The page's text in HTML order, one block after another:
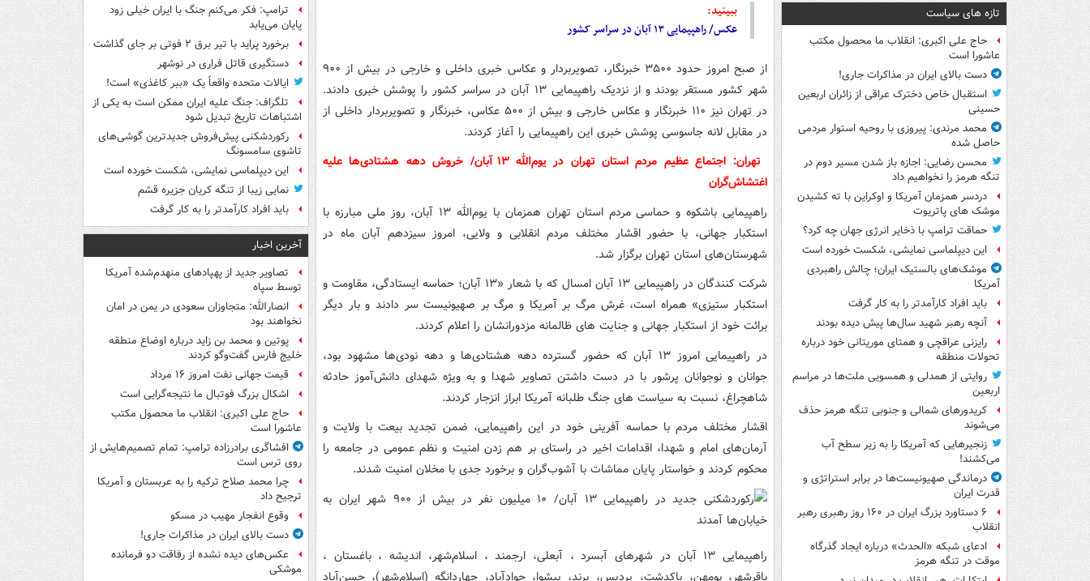
تازه های سیاست
حاج علی اکبری: انقلاب ما محصول مکتب
عاشورا است
دست بالای ایران در مذاکرات جاری!
استقبال خاص دخترک عراقی از زائران اربعین
حسینی
محمد مرندی: پیروزی با روحیه استوار مردمی
حاصل شده
محسن رضایی: اجازه باز شدن مسیر دوم در
تنگه هرمز را نخواهیم داد
دردسر همزمان آمریکا و اوکراین با ته کشیدن
موشک های پاتریوت
حماقت ترامپ با ذخایر انرژی جهان چه کرد؟
این دیپلماسی نمایشی، شکست خورده است
موشک‌های بالستیک ایران؛ چالش راهبردی
آمریکا
باید افراد کارآمدتر را به کار گرفت
آنچه رهبر شهید سال‌ها پیش دیده بودند
رایزنی عراقچی و همتای موریتانی خود درباره
تحولات منطقه
روایتی از همدلی و همسویی ملت‌ها در مراسم
اربعین
کریدورهای شمالی و جنوبی تنگه هرمز حذف
می‌شوند
زنجیرهایی که آمریکا را به زیر سطح آب
می‌کشند!
درماندگی صهیونیست‌ها در برابر استراتژی و
قدرت ایران
۶ دستاورد بزرگ ایران در ۱۶۰ روز رهبری رهبر
انقلاب
ادعای شبکه «الحدث» درباره ایجاد گذرگاه
موقت در تنگه هرمز
ببینید:
عکس/ راهپیمایی ۱۳ آبان در سراسر کشور
از صبح امروز حدود ۳۵۰۰ خبرنگار، تصویربردار و عکاس‌ خبری داخلی و خارجی در بیش از ۹۰۰
شهر کشور مستقر بودند و از نزدیک راهپیمایی ۱۳ آبان در سراسر کشور را پوشش خبری دادند.
در تهران نیز ۱۱۰ خبرنگار و عکاس خارجی و بیش از ۵۰۰ عکاس، خبرنگار و تصویربردار داخلی از
در مقابل لانه جاسوسی پوشش خبری این راهپیمایی را آغاز کردند.
تهران: اجتماع عظیم مردم استان تهران در یوم‌الله ۱۳ آبان/ خروش دهه هشتادی‌ها علیه
اغتشاش‌گران
راهپیمایی باشکوه و حماسی مردم استان تهران همزمان با یوم‌الله ۱۳ آبان، روز ملی مبارزه با
استکبار جهانی، با حضور اقشار مختلف مردم انقلابی و ولایی، امروز سیزدهم آبان ماه در
شهرستان‌های استان تهران برگزار شد.
شرکت کنندگان در راهپیمایی ۱۳ آبان امسال که با شعار «۱۳ آبان؛ حماسه ایستادگی، مقاومت و
استکبار ستیزی» همراه است، غرش مرگ بر آمریکا و مرگ بر صهیونیست سر دادند و بار دیگر
برائت خود از استکبار جهانی و جنایت های ظالمانه مزدورانشان را اعلام کردند.
در راهپیمایی امروز ۱۳ آبان که حضور گسترده دهه هشتادی‌ها و دهه نودی‌ها مشهود بود،
جوانان و نوجوانان پرشور با در دست داشتن تصاویر شهدا و به ویژه شهدای دانش‌آموز حادثه
شاهچراغ، نسبت به سیاست های جنگ طلبانه آمریکا ابراز انزجار کردند.
اقشار مختلف مردم با حماسه آفرینی خود در این راهپیمایی، ضمن تجدید بیعت با ولایت و
آرمان‌های امام و شهدا، اقدامات اخیر در راستای بر هم زدن امنیت و نظم عمومی در جامعه را
محکوم کردند و خواستار پایان مماشات با آشوب‌گران و برخورد جدی با مخلان امنیت شدند.
راهپیمایی ۱۳ آبان در شهرهای آبسرد ، آبعلی، ارجمند ، اسلام‌شهر، اندیشه ، باغستان ،
باقرشهر، بومهن، پاکدشت، پردیس، پرند، پیشوا، جوادآباد، چهاردانگه (اسلام‌شهر)، حسن‌آباد
ترامپ: فکر می‌کنم جنگ با ایران خیلی زود
پایان می‌یابد
برخورد پراید با تیر برق ۲ فوتی بر جای گذاشت
دستگیری قاتل فراری در نوشهر
ایالات متحده واقعاً یک «ببر کاغذی» است!
تلگراف: جنگ علیه ایران ممکن است به یکی از
اشتباهات تاریخ تبدیل شود
رکوردشکنی پیش‌فروش جدیدترین گوشی‌های
تاشوی سامسونگ
این دیپلماسی نمایشی، شکست خورده است
نمایی زیبا از تنگه کریان جزیره قشم
باید افراد کارآمدتر را به کار گرفت
آخرین اخبار
تصاویر جدید از پهپادهای منهدم‌شده آمریکا
توسط سپاه
انصارالله: متجاوزان سعودی در یمن در امان
نخواهند بود
پوتین و محمد بن زاید درباره اوضاع منطقه
خلیج فارس گفت‌وگو کردند
قیمت جهانی نفت امروز ۱۶ مرداد
اشکال بزرگ فوتبال ما نتیجه‌گرایی است
حاج علی اکبری: انقلاب ما محصول مکتب
عاشورا است
افشاگری برادرزاده ترامپ: تمام تصمیم‌هایش از
روی ترس است
چرا محمد صلاح ترکیه را به عربستان و آمریکا
ترجیح داد
وقوع انفجار مهیب در مسکو
دست بالای ایران در مذاکرات جاری!
عکس‌های دیده نشده از رفاقت دو فرمانده‌
موشکی